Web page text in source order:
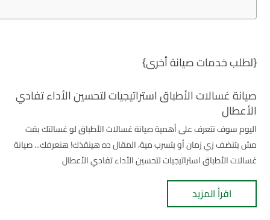
{لطلب خدمات صيانة أخرى}
صيانة غسالات الأطباق استراتيجيات لتحسين الأداء تفادي
الأعطال
اليوم سوف نتعرف على أهمية صيانة غسالات الأطباق لو غسالتك بقت
مش بتنضف زي زمان أو بتسرب مية، المقال ده هينقذك! هنعرفك... صيانة
غسالات الأطباق استراتيجيات لتحسين الأداء تفادي الأعطال
اقرأ المزيد